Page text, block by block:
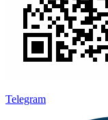
Telegram